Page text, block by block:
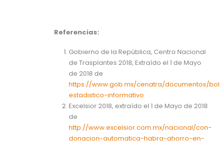
Referencias:
Gobierno de la República, Centro Nacional
de Trasplantes 2018, Extraído el 1 de Mayo
de 2018 de
https://www.gob.mx/cenatra/documentos/
estadistico-informativo
Excelsior 2018, extraído el 1 de Mayo de 2018
de
http://www.excelsior.com.mx/nacional/con-
donacion-automatica-habra-ahorro-en-